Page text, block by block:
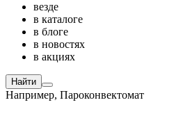
везде
в каталоге
в блоге
в новостях
в акциях
Найти
Например, Пароконвектомат